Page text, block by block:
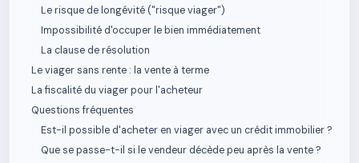
Le risque de longévité ("risque viager")
Impossibilité d'occuper le bien immédiatement
La clause de résolution
Le viager sans rente : la vente à terme
La fiscalité du viager pour l'acheteur
Questions fréquentes
Est-il possible d'acheter en viager avec un crédit immobilier ?
Que se passe-t-il si le vendeur décède peu après la vente ?